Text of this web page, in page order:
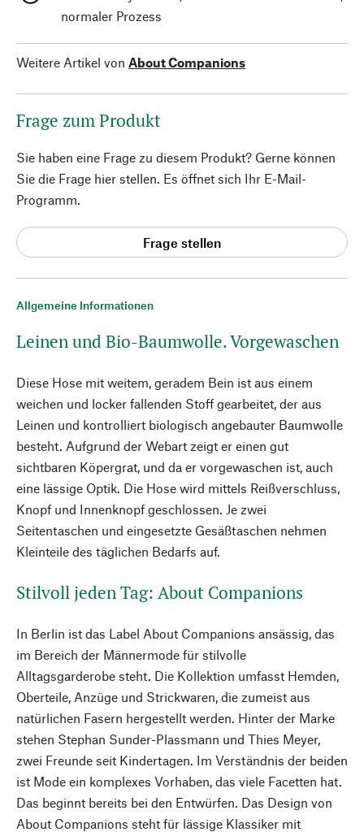
Allgemeine Informationen
Leinen und Bio-Baumwolle. Vorgewaschen
Diese Hose mit weitem, geradem Bein ist aus einem
weichen und locker fallenden Stoff gearbeitet, der aus
Leinen und kontrolliert biologisch angebauter Baumwolle
besteht. Aufgrund der Webart zeigt er einen gut
sichtbaren Köpergrat, und da er vorgewaschen ist, auch
eine lässige Optik. Die Hose wird mittels Reißverschluss,
Knopf und Innenknopf geschlossen. Je zwei
Seitentaschen und eingesetzte Gesäßtaschen nehmen
Kleinteile des täglichen Bedarfs auf.
Stilvoll jeden Tag: About Companions
In Berlin ist das Label About Companions ansässig, das
im Bereich der Männermode für stilvolle
Alltagsgarderobe steht. Die Kollektion umfasst Hemden,
Oberteile, Anzüge und Strickwaren, die zumeist aus
natürlichen Fasern hergestellt werden. Hinter der Marke
stehen Stephan Sunder-Plassmann und Thies Meyer,
zwei Freunde seit Kindertagen. Im Verständnis der beiden
ist Mode ein komplexes Vorhaben, das viele Facetten hat.
Das beginnt bereits bei den Entwürfen. Das Design von
About Companions steht für lässige Klassiker mit
normaler Prozess
Weitere Artikel von About Companions
Frage zum Produkt
Sie haben eine Frage zu diesem Produkt? Gerne können
Sie die Frage hier stellen. Es öffnet sich Ihr E-Mail-
Programm.
Frage stellen